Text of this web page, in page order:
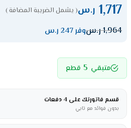
1,717 ر.س( يشمل الضريبة المضافة )
1,964ر.سوفر 247 ر.س
متبقي 5 قطع
قسم فاتورتك على 4 دفعات
بدون فوائد مع تابي